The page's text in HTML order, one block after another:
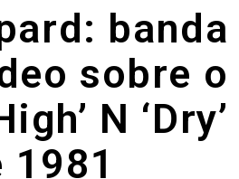
banda
sobre o
N ‘Dry’
1981